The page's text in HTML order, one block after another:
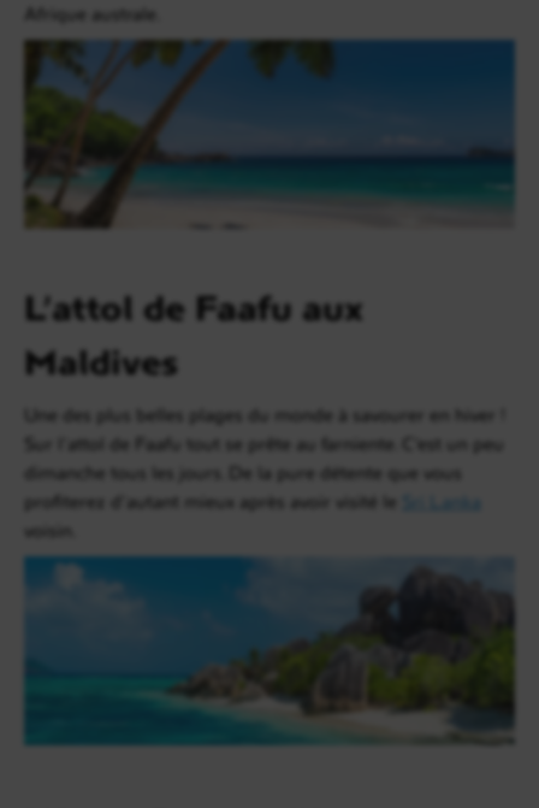
Afrique australe.
L’attol de Faafu aux
Maldives
Une des plus belles plages du monde à savourer en hiver !
Sur l’attol de Faafu tout se prête au farniente. C’est un peu
dimanche tous les jours. De la pure détente que vous
profiterez d’autant mieux après avoir visité le
Sri Lanka
voisin.